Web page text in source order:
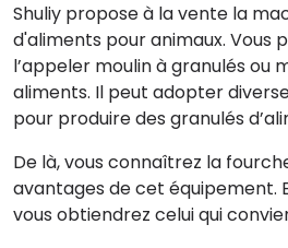
Shuliy propose à la vente la
d'aliments pour animaux. Vous
l’appeler moulin à granulés ou
aliments. Il peut adopter
pour produire des granulés
De là, vous connaîtrez la
avantages de cet équipement.
vous obtiendrez celui qui